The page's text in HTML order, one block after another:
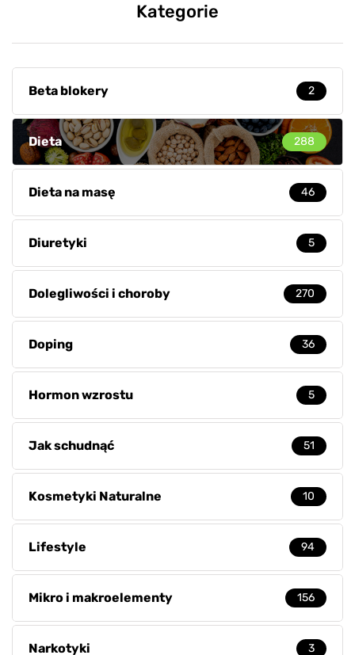
Kategorie
Beta blokery 2
Dieta 288
Dieta na masę 46
Diuretyki 5
Dolegliwości i choroby 270
Doping 36
Hormon wzrostu 5
Jak schudnąć 51
Kosmetyki Naturalne 10
Lifestyle 94
Mikro i makroelementy 156
Narkotyki 3